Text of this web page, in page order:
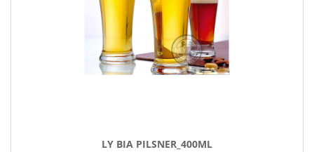
LY BIA PILSNER_400ML